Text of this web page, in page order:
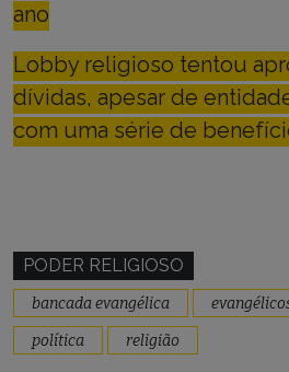
ano
Lobby religioso tentou
dívidas, apesar de
com uma série de
PODER RELIGIOSO
bancada evangélica
política
religião